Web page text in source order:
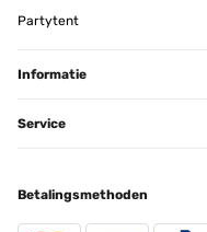
Partytent
Informatie
Service
Betalingsmethoden